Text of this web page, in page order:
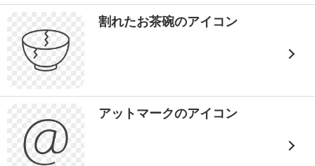
割れたお茶碗のアイコン
アットマークのアイコン